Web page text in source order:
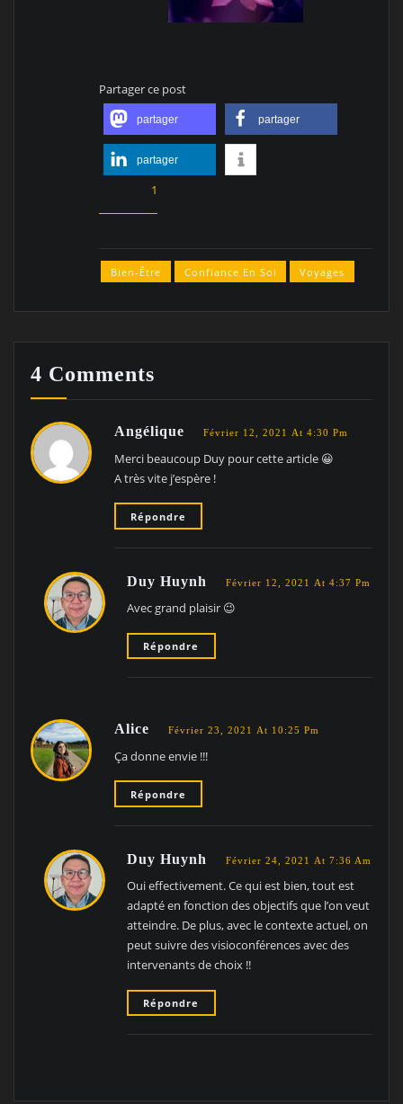
Partager ce post
partager partager
partager
1
Bien-Être Confiance En Soi Voyages
4 Comments
Angélique Février 12, 2021 At 4:30 Pm
Merci beaucoup Duy pour cette article 😀
A très vite j’espère !
Répondre
Duy Huynh Février 12, 2021 At 4:37 Pm
Avec grand plaisir 😉
Répondre
Alice Février 23, 2021 At 10:25 Pm
Ça donne envie !!!
Répondre
Duy Huynh Février 24, 2021 At 7:36 Am
Oui effectivement. Ce qui est bien, tout est
adapté en fonction des objectifs que l’on veut
atteindre. De plus, avec le contexte actuel, on
peut suivre des visioconférences avec des
intervenants de choix !!
Répondre